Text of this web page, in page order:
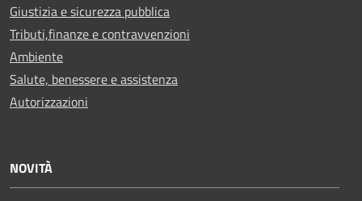
Giustizia e sicurezza pubblica
Tributi,finanze e contravvenzioni
Ambiente
Salute, benessere e assistenza
Autorizzazioni
NOVITÀ